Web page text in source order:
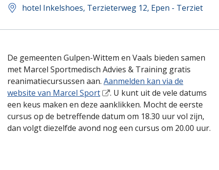
hotel Inkelshoes, Terzieterweg 12, Epen - Terziet
De gemeenten Gulpen-Wittem en Vaals bieden samen
met Marcel Sportmedisch Advies & Training gratis
reanimatiecursussen aan. Aanmelden kan via de
website van Marcel Sport
. U kunt uit de vele datums
een keus maken en deze aanklikken. Mocht de eerste
cursus op de betreffende datum om 18.30 uur vol zijn,
dan volgt diezelfde avond nog een cursus om 20.00 uur.